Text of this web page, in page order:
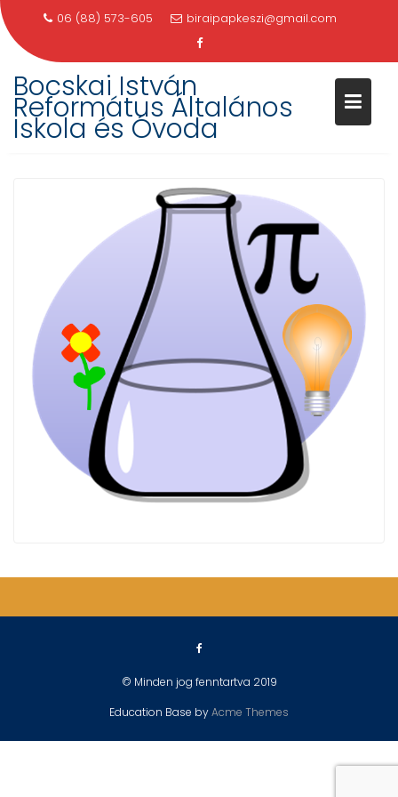
content
06 (88) 573-605 biraipapkeszi@gmail.com
Bocskai István
Református Általános
Iskola és Óvoda
TERMÉSZETBARÁT SZAKKÖR
Home Természetbarát szakkör
© Minden jog fenntartva 2019
Education Base byAcme Themes